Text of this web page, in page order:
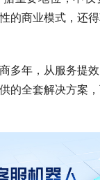
的商业模式，还
多年，从服务提
的全套解决方案